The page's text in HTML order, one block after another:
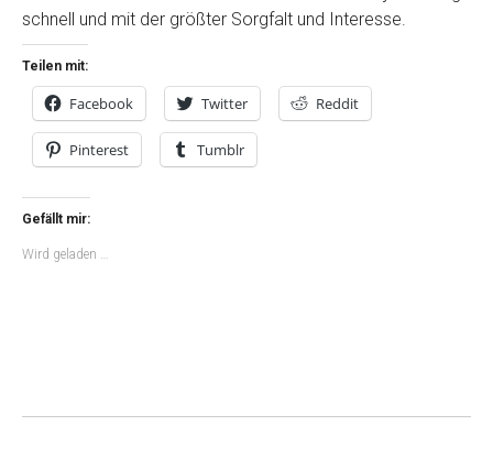
schnell und mit der größter Sorgfalt und Interesse.
Teilen mit:
Facebook Twitter Reddit
Pinterest Tumblr
Gefällt mir:
Wird geladen …